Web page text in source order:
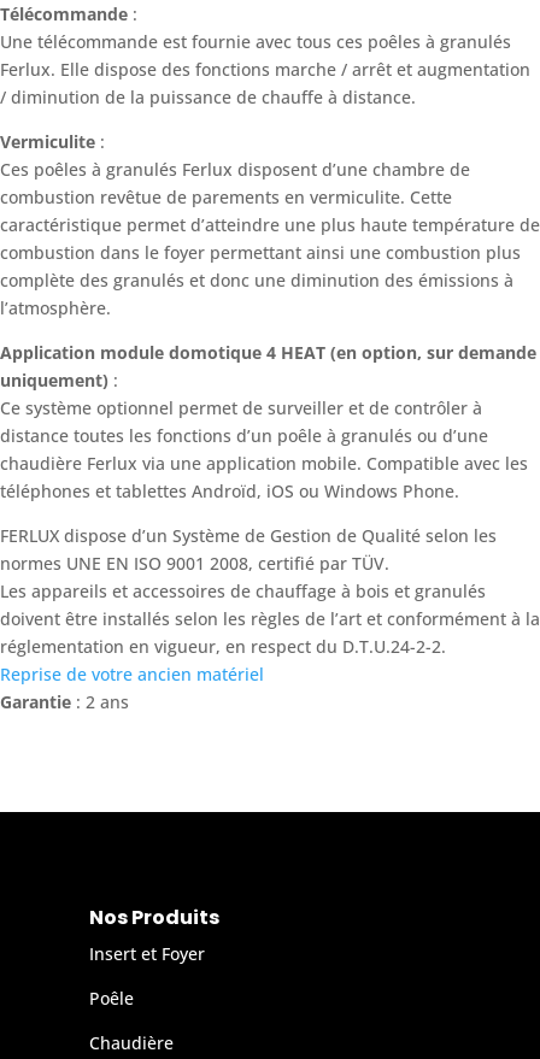
Télécommande :
Une télécommande est fournie avec tous ces poêles à granulés
Ferlux. Elle dispose des fonctions marche / arrêt et augmentation
/ diminution de la puissance de chauffe à distance.
Vermiculite :
Ces poêles à granulés Ferlux disposent d’une chambre de
combustion revêtue de parements en vermiculite. Cette
caractéristique permet d’atteindre une plus haute température de
combustion dans le foyer permettant ainsi une combustion plus
complète des granulés et donc une diminution des émissions à
l’atmosphère.
Application module domotique 4 HEAT (en option, sur demande
uniquement) :
Ce système optionnel permet de surveiller et de contrôler à
distance toutes les fonctions d’un poêle à granulés ou d’une
chaudière Ferlux via une application mobile. Compatible avec les
téléphones et tablettes Androïd, iOS ou Windows Phone.
FERLUX dispose d’un Système de Gestion de Qualité selon les
normes UNE EN ISO 9001 2008, certifié par TÜV.
Les appareils et accessoires de chauffage à bois et granulés
doivent être installés selon les règles de l’art et conformément à la
réglementation en vigueur, en respect du D.T.U.24-2-2.
Reprise de votre ancien matériel
Garantie : 2 ans
Nos Produits
Insert et Foyer
Poêle
Chaudière